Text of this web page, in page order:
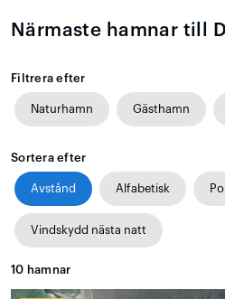
Närmaste hamnar till
Filtrera efter
Naturhamn Gästhamn
Sortera efter
Avstånd Alfabetisk
Vindskydd nästa natt
10 hamnar